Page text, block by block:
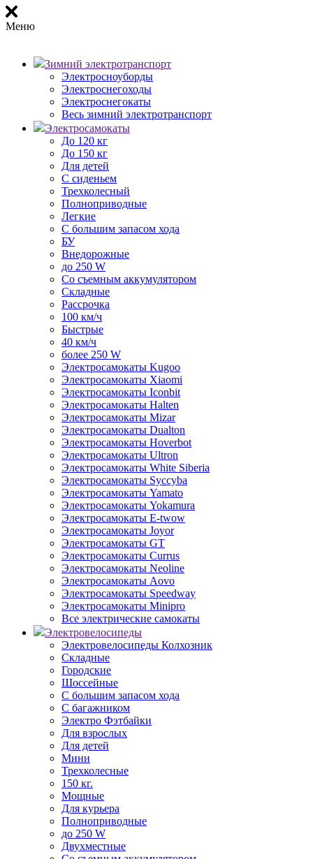
Меню
Зимний электротранспорт
Электросноуборды
Электроснегоходы
Электроснегокаты
Весь зимний электротранспорт
Электросамокаты
До 120 кг
До 150 кг
Для детей
С сиденьем
Трехколесный
Полноприводные
Легкие
С большим запасом хода
БУ
Внедорожные
до 250 W
Со съемным аккумулятором
Складные
Рассрочка
100 км/ч
Быстрые
40 км/ч
более 250 W
Электросамокаты Kugoo
Электросамокаты Xiaomi
Электросамокаты Iconbit
Электросамокаты Halten
Электросамокаты Mizar
Электросамокаты Dualton
Электросамокаты Hoverbot
Электросамокаты Ultron
Электросамокаты White Siberia
Электросамокаты Syccyba
Электросамокаты Yamato
Электросамокаты Yokamura
Электросамокаты E-twow
Электросамокаты Joyor
Электросамокаты GT
Электросамокаты Currus
Электросамокаты Neoline
Электросамокаты Aovo
Электросамокаты Speedway
Электросамокаты Minipro
Все электрические самокаты
Электровелосипеды
Электровелосипеды Колхозник
Складные
Городские
Шоссейные
С большим запасом хода
С багажником
Электро Фэтбайки
Для взрослых
Для детей
Мини
Трехколесные
150 кг.
Мощные
Для курьера
Полноприводные
до 250 W
Двухместные